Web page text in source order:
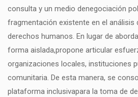
consulta y un medio denegociación
fragmentación existente en el análisis
derechos humanos. En lugar de
forma aislada,propone articular
organizaciones locales, instituciones
comunitaria. De esta manera, se
plataforma inclusivapara la toma de